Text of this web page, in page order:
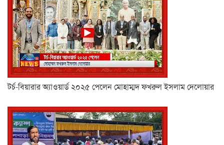
টর্চ-বিয়ারার অ্যাওয়ার্ড ২০২৫ পেলেন মোহাম্মদ ফখরুল ইসলাম দেলোয়ার